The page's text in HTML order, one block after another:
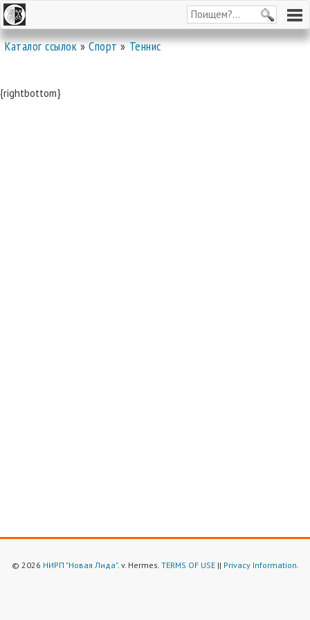
Каталог ссылок»Спорт»Теннис
{rightbottom}
© 2026 НИРП "Новая Лида". v. Hermes. TERMS OF USE|| Privacy Information.